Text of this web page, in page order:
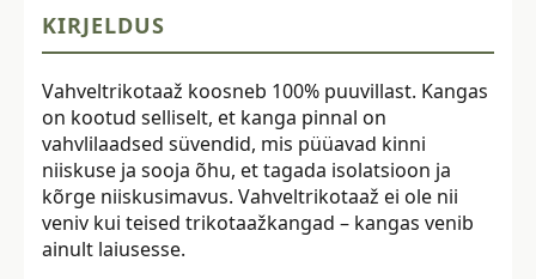
KIRJELDUS
Vahveltrikotaaž koosneb 100% puuvillast. Kangas
on kootud selliselt, et kanga pinnal on
vahvlilaadsed süvendid, mis püüavad kinni
niiskuse ja sooja õhu, et tagada isolatsioon ja
kõrge niiskusimavus. Vahveltrikotaaž ei ole nii
veniv kui teised trikotaažkangad – kangas venib
ainult laiusesse.